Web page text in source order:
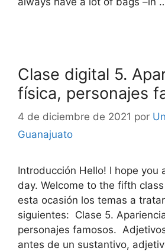
Clase digital 5.
física, personajes
4 de diciembre de 2021 por
Guanajuato
Introducción Hello! I hope you
day. Welcome to the fifth
esta ocasión los temas a
siguientes: Clase 5.
personajes famosos.
antes de un sustantivo,